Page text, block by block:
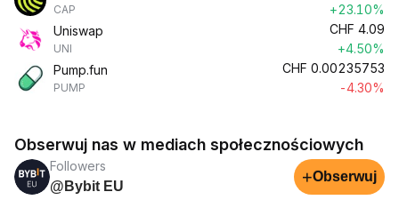
CAP
+23.10%
Uniswap
UNI
CHF 4.09
+4.50%
Pump.fun
PUMP
CHF 0.00235753
-4.30%
Obserwuj nas w mediach społecznościowych
Followers
@Bybit EU
+Obserwuj